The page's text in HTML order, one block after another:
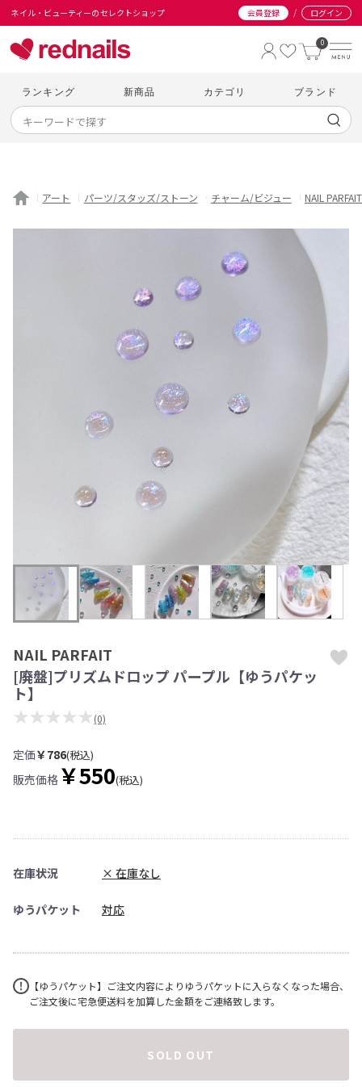
ネイル・ビューティーのセレクトショップ 会員登録 / ログイン
0
ランキング 新商品 カテゴリ ブランド
アート パーツ/スタッズ/ストーン チャーム/ビジュー NAIL PARFAIT
NAIL PARFAIT
[廃盤]プリズムドロップ パープル【ゆうパケッ
ト】
★★★★★ (0)
定価￥786(税込)
販売価格 ￥550(税込)
在庫状況 × 在庫なし
ゆうパケット 対応
【ゆうパケット】ご注文内容によりゆうパケットに入らなくなった場合、
ご注文後に宅急便送料を加算した金額をご連絡致します。
SOLD OUT